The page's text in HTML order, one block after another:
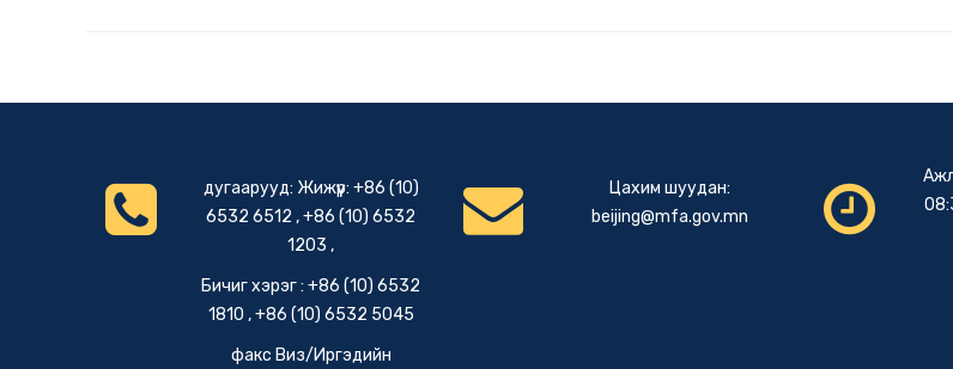
дугаарууд: Жижүүр: +86 (10)
6532 6512 , +86 (10) 6532
1203 ,
Бичиг хэрэг : +86 (10) 6532
1810 , +86 (10) 6532 5045
факс Виз/Иргэдийн
Цахим шуудан:
beijing@mfa.gov.mn